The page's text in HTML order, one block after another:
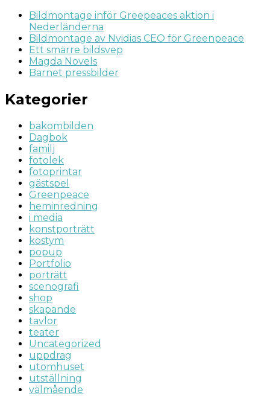
Bildmontage inför Greepeaces aktion i
Nederländerna
Bildmontage av Nvidias CEO för Greenpeace
Ett smärre bildsvep
Magda Novels
Barnet pressbilder
Kategorier
bakombilden
Dagbok
familj
fotolek
fotoprintar
gästspel
Greenpeace
heminredning
i media
konstporträtt
kostym
popup
Portfolio
porträtt
scenografi
shop
skapande
tavlor
teater
Uncategorized
uppdrag
utomhuset
utställning
välmående